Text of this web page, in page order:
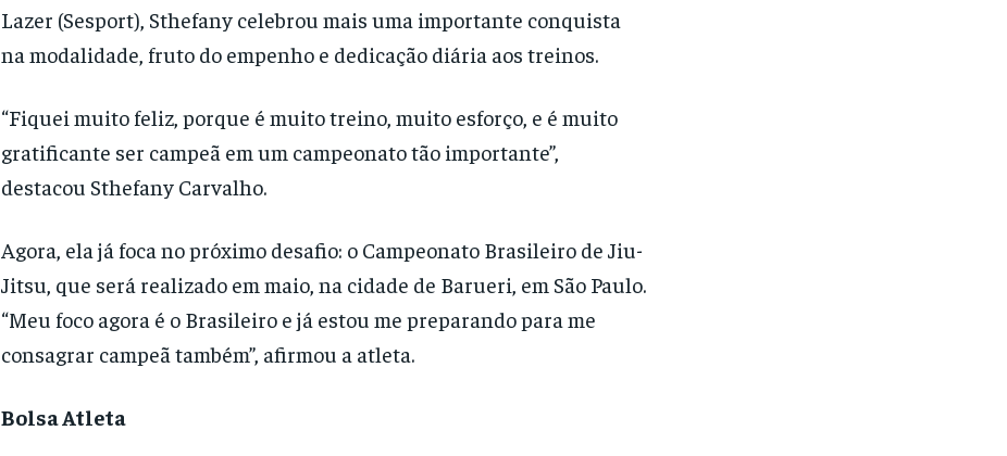
Lazer (Sesport), Sthefany celebrou mais uma importante conquista
na modalidade, fruto do empenho e dedicação diária aos treinos.
“Fiquei muito feliz, porque é muito treino, muito esforço, e é muito
gratificante ser campeã em um campeonato tão importante”,
destacou Sthefany Carvalho.
Agora, ela já foca no próximo desafio: o Campeonato Brasileiro de Jiu-
Jitsu, que será realizado em maio, na cidade de Barueri, em São Paulo.
“Meu foco agora é o Brasileiro e já estou me preparando para me
consagrar campeã também”, afirmou a atleta.
Bolsa Atleta